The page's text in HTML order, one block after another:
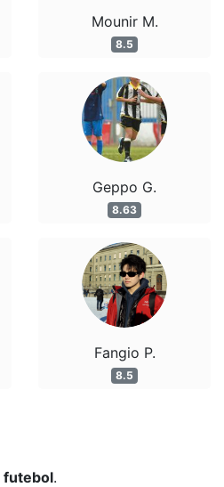
Mounir M.
8.5
Geppo G.
8.63
Fangio P.
8.5
futebol.